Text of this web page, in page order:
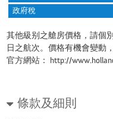
政府稅
其他級别之艙房價格，請個
日之航次。價格有機會變動
官方網站：
http://
條款及細則